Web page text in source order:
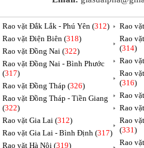
Rao vặt Đắk Lắk - Phú Yên (312)
Rao vặt Điện Biên (318)
Rao vặt Đồng Nai (322)
Rao vặt Đồng Nai - Bình Phước
(317)
Rao vặt Đồng Tháp (326)
Rao vặt Đồng Tháp - Tiền Giang
(322)
Rao vặt Gia Lai (312)
Rao vặt Gia Lai - Bình Định (317)
Rao vặt Hà Nội (319)
Rao
Rao
(314)
Rao
Rao
(316)
Rao
Rao
Rao
(331)
Rao